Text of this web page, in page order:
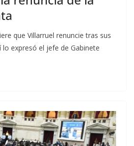
que Villarruel renuncie tras sus
expresó el jefe de Gabinete